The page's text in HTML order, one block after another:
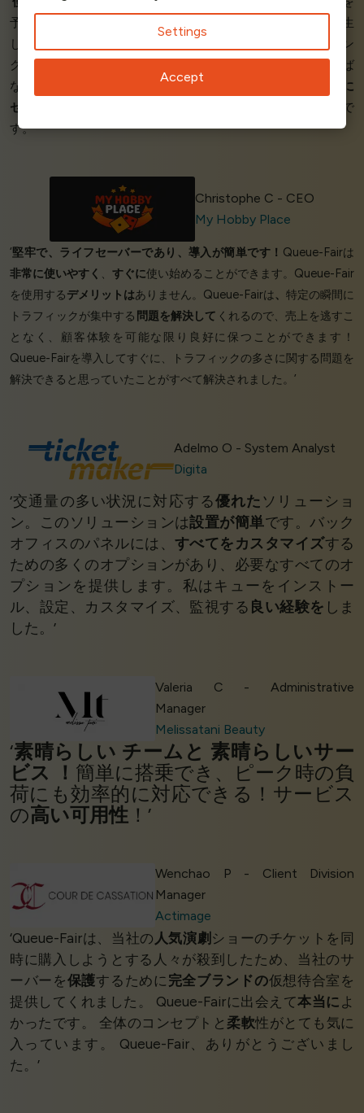
予約販売するため、サーバーに大規模かつ急速な過負荷が発生
します。私たちは、トラフィックを吸収し、顧客のショッピン
グ体験をよりスムーズにするソリューションを見つけなければ
なりませんでした。 このツールは、
簡単に
セットアップ
で
す。’
Christophe C - CEO
My Hobby Place
‘堅牢で、ライフセーバーであり、導入が簡単です！ Queue-Fairは
非常に使いやすく
すぐに使い始めることができます。Queue-Fair
を使用するデメリットはありません。Queue-Fairは、 特定の瞬間に
トラフィックが集中する 問題を解決して くれるので、売上を逃すこ
となく、顧客体験を可能な限り良好に保つことができます！
Queue-Fairを導入してすぐに、トラフィックの多さに関する問題を
解決できると思っていたことがすべて解決されました。’
Adelmo O - System Analyst
Digita
‘交通量の多い状況に対応する優れた ソリューショ
ン。このソリューションは設置が簡単です。バック
オフィスのパネルには、 すべてをカスタマイズする
ための多くのオプションがあり、必要なすべてのオ
プションを提供します。私はキューをインストー
ル、設定、カスタマイズ、監視する 良い経験を しま
した。’
Valeria C - Administrative
Manager
Melissatani Beauty
‘素晴らしい チームと 素晴らしいサー
ビス
！ 簡単に搭乗でき、ピーク時の負
荷にも効率的に対応できる！サービス
の高い可用性 ！’
Wenchao P - Client Division
Manager
Actimage
‘Queue-Fairは、当社の 人気演劇 ショーのチケットを同
時に購入しようとする人々が殺到したため、当社のサ
ーバーを保護するために 完全ブランドの仮想待合室を
提供してくれました。 Queue-Fairに出会えて本当に よ
かったです。 全体のコンセプトと 柔軟性がとても気に
入っています。 Queue-Fair、ありがとうございまし
た。’
Settings
Accept